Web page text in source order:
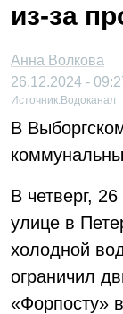
из-за
Анна Волкова
26.12.2024 -
Источник: Водоканал
В
В четверг,
улице в
холодной
ограничил
«Форпосту»